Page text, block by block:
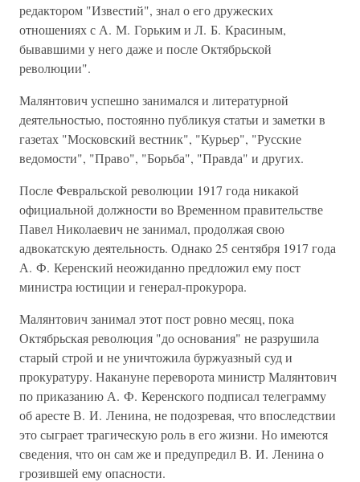
редактором "Известий", знал о его дружеских
отношениях с А. М. Горьким и Л. Б. Красиным,
бывавшими у него даже и после Октябрьской
революции".
Малянтович успешно занимался и литературной
деятельностью, постоянно публикуя статьи и заметки в
газетах "Московский вестник", "Курьер", "Русские
ведомости", "Право", "Борьба", "Правда" и других.
После Февральской революции 1917 года никакой
официальной должности во Временном правительстве
Павел Николаевич не занимал, продолжая свою
адвокатскую деятельность. Однако 25 сентября 1917 года
А. Ф. Керенский неожиданно предложил ему пост
министра юстиции и генерал-прокурора.
Малянтович занимал этот пост ровно месяц, пока
Октябрьская революция "до основания" не разрушила
старый строй и не уничтожила буржуазный суд и
прокуратуру. Накануне переворота министр Малянтович
по приказанию А. Ф. Керенского подписал телеграмму
об аресте В. И. Ленина, не подозревая, что впоследствии
это сыграет трагическую роль в его жизни. Но имеются
сведения, что он сам же и предупредил В. И. Ленина о
грозившей ему опасности.